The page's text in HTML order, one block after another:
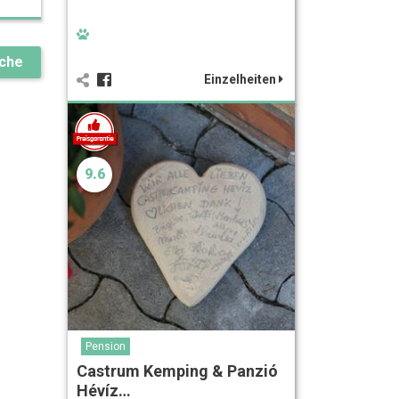
Einzelheiten
9.6
Pension
Castrum Kemping & Panzió
Hévíz…